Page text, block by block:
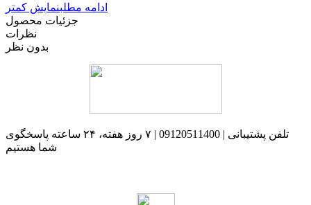
ادامه مطلبنمایش کمتر
جزئیات محصول
نظرات
بدون نظر
تلفن پشتیبانی | 09120511400 | ۷ روز هفته، ۲۴ ساعته پاسخگوی
شما هستیم